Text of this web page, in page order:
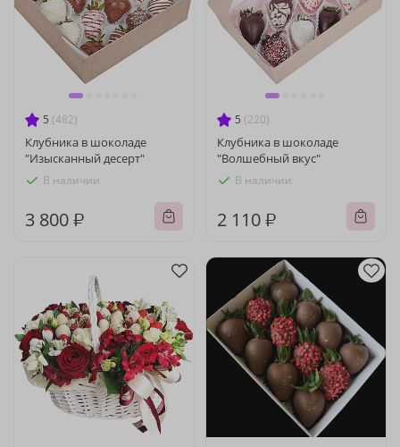
5 (482)
Клубника в шоколаде
"Изысканный десерт"
В наличии
3 800 ₽
5 (220)
Клубника в шоколаде
"Волшебный вкус"
В наличии
2 110 ₽